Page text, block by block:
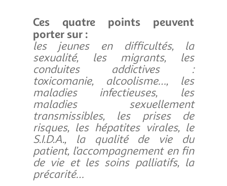
Ces quatre points peuvent
porter sur :
les jeunes en difficultés, la
sexualité, les migrants, les
conduites addictives :
toxicomanie, alcoolisme…, les
maladies infectieuses, les
maladies sexuellement
transmissibles, les prises de
risques, les hépatites virales, le
S.I.D.A., la qualité de vie du
patient, l’accompagnement en fin
de vie et les soins palliatifs, la
précarité…